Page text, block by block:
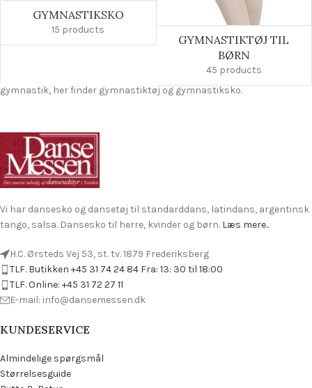
GYMNASTIKTØJ TIL
BØRN
45 products
GYMNASTIKSKO
15 products
gymnastik, her finder gymnastiktøj og gymnastiksko.
Vi har dansesko og dansetøj til standarddans, latindans, argentinsk
tango, salsa. Dansesko til herre, kvinder og børn. Læs mere..
H.C. Ørsteds Vej 53, st. tv. 1879 Frederiksberg
TLF. Butikken +45 31 74 24 84 Fra: 13: 30 til 18:00
TLF. Online: +45 31 72 27 11
E-mail: info@dansemessen.dk
KUNDESERVICE
Almindelige spørgsmål
Størrelsesguide